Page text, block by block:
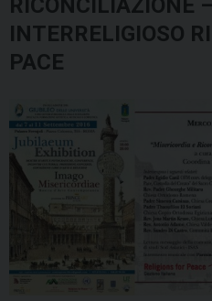
RICONCILIAZIONE
INTERRELIGIOSO
PACE